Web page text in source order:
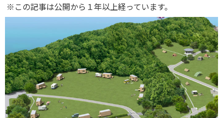
※この記事は公開から１年以上経っています。